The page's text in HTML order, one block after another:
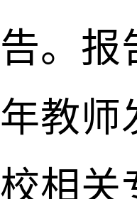
告。报
年教师
校相关